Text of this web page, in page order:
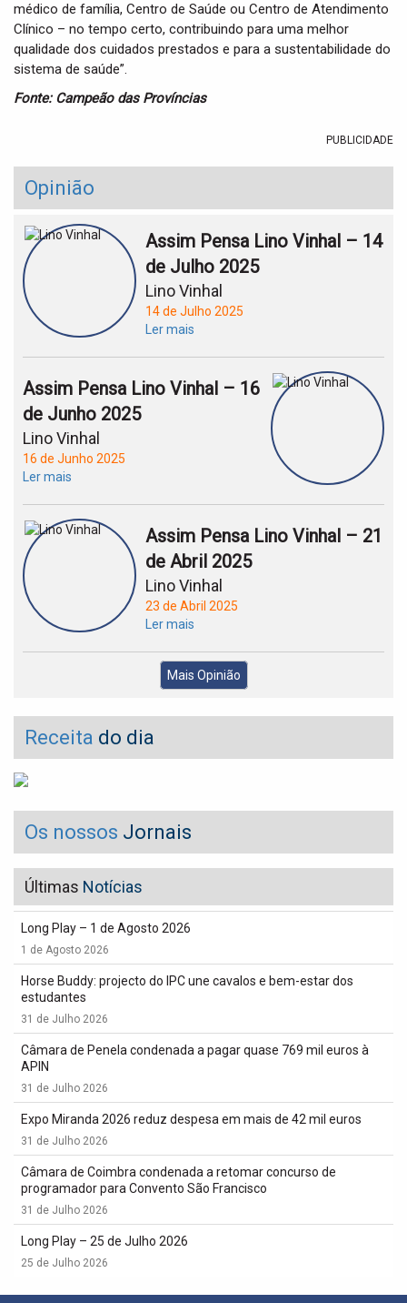
médico de família, Centro de Saúde ou Centro de Atendimento
Clínico – no tempo certo, contribuindo para uma melhor
qualidade dos cuidados prestados e para a sustentabilidade do
sistema de saúde”.
Fonte: Campeão das Províncias
PUBLICIDADE
Opinião
Assim Pensa Lino Vinhal – 14
de Julho 2025
Lino Vinhal
14 de Julho 2025
Ler mais
Assim Pensa Lino Vinhal – 16
de Junho 2025
Lino Vinhal
16 de Junho 2025
Ler mais
Assim Pensa Lino Vinhal – 21
de Abril 2025
Lino Vinhal
23 de Abril 2025
Ler mais
Mais Opinião
Receita do dia
Os nossos Jornais
Últimas Notícias
Long Play – 1 de Agosto 2026
1 de Agosto 2026
Horse Buddy: projecto do IPC une cavalos e bem-estar dos
estudantes
31 de Julho 2026
Câmara de Penela condenada a pagar quase 769 mil euros à
APIN
31 de Julho 2026
Expo Miranda 2026 reduz despesa em mais de 42 mil euros
31 de Julho 2026
Câmara de Coimbra condenada a retomar concurso de
programador para Convento São Francisco
31 de Julho 2026
Long Play – 25 de Julho 2026
25 de Julho 2026